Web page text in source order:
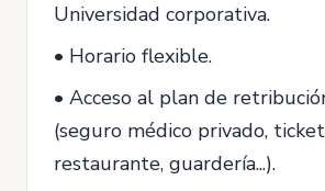
Universidad corporativa.
• Horario flexible.
• Acceso al plan de
(seguro médico privado, ticket
restaurante, guardería...).